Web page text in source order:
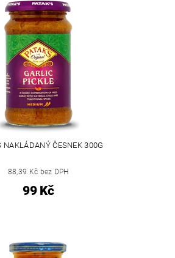
NAKLÁDANÝ ČESNEK 300G
88,39 Kč bez DPH
99 Kč